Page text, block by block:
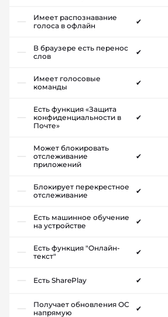
Имеет распознавание
голоса в офлайн
✔
В браузере есть перенос
слов
✔
Имеет голосовые
команды
✔
Есть функция «Защита
конфиденциальности в
Почте»
✔
Может блокировать
отслеживание
приложений
✔
Блокирует перекрестное
отслеживание
✔
Есть машинное обучение
на устройстве
✔
Есть функция "Онлайн-
текст"
✔
Есть SharePlay ✔
Получает обновления ОС
напрямую
✔